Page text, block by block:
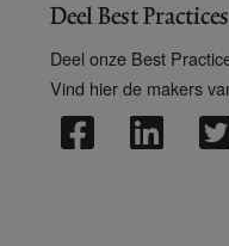
Deel Best Practices
Deel onze Best
Vind hier de makers